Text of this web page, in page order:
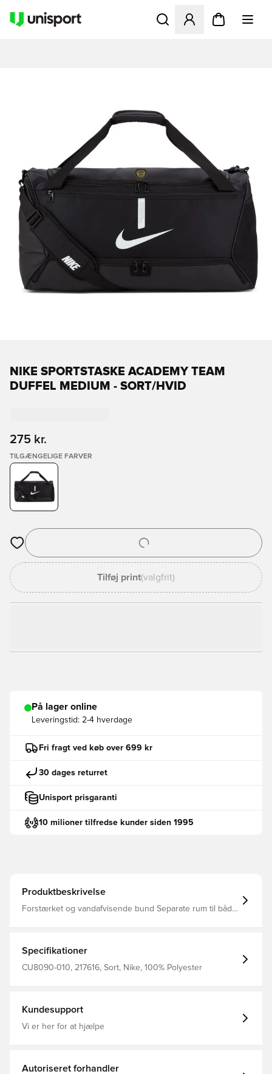
Åbner en Modal til at
NIKE SPORTSTASKE ACADEMY TEAM
DUFFEL MEDIUM - SORT/HVID
275 kr.
TILGÆNGELIGE FARVER
Åbner en Modal til at logge ind eller tilmelde dig som medlem
Tilføj print(valgfrit)
På lager online
Leveringstid: 2-4 hverdage
Fri fragt ved køb over 699 kr
30 dages returret
Unisport prisgaranti
10 milioner tilfredse kunder siden 1995
Produktbeskrivelse
Forstærket og vandafvisende bund Separate rum til både
Specifikationer
CU8090-010, 217616, Sort, Nike, 100% Polyester
Kundesupport
Vi er her for at hjælpe
Autoriseret forhandler